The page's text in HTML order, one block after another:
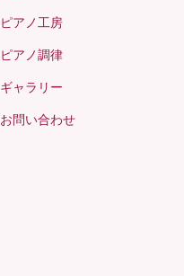
ピアノ工房
ピアノ調律
ギャラリー
お問い合わせ